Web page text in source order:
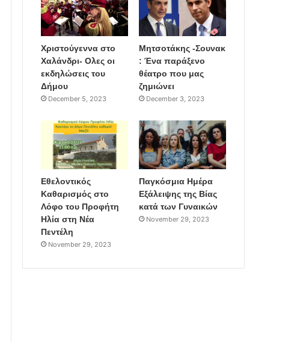
Χριστούγεννα στο
Χαλάνδρι- Ολες οι
εκδηλώσεις του
Δήμου
December 5, 2023
Μητσοτάκης -Σουνακ
: Ένα παράξενο
θέατρο που μας
ζημιώνει
December 3, 2023
Εθελοντικός
Καθαρισμός στο
Λόφο του Προφήτη
Ηλία στη Νέα
Πεντέλη
November 29, 2023
Παγκόσμια Ημέρα
Εξάλειψης της Βίας
κατά των Γυναικών
November 29, 2023